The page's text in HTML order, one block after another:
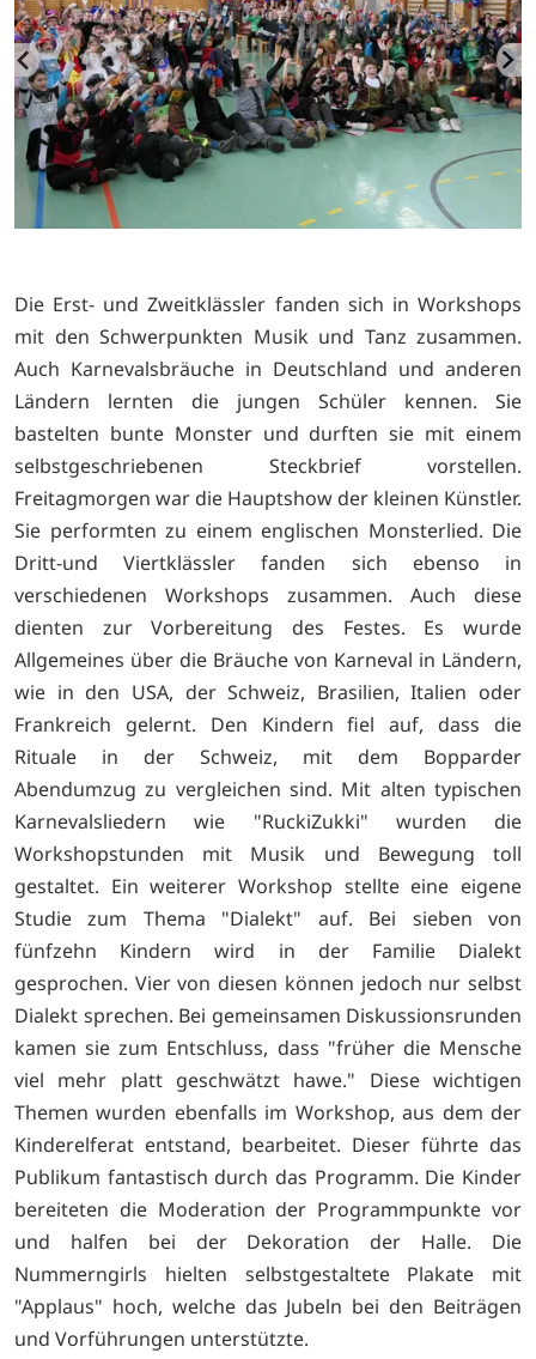
Die Erst- und Zweitklässler fanden sich in Workshops
mit den Schwerpunkten Musik und Tanz zusammen.
Auch Karnevalsbräuche in Deutschland und anderen
Ländern lernten die jungen Schüler kennen. Sie
bastelten bunte Monster und durften sie mit einem
selbstgeschriebenen Steckbrief vorstellen.
Freitagmorgen war die Hauptshow der kleinen Künstler.
Sie performten zu einem englischen Monsterlied. Die
Dritt-und Viertklässler fanden sich ebenso in
verschiedenen Workshops zusammen. Auch diese
dienten zur Vorbereitung des Festes. Es wurde
Allgemeines über die Bräuche von Karneval in Ländern,
wie in den USA, der Schweiz, Brasilien, Italien oder
Frankreich gelernt. Den Kindern fiel auf, dass die
Rituale in der Schweiz, mit dem Bopparder
Abendumzug zu vergleichen sind. Mit alten typischen
Karnevalsliedern wie "RuckiZukki" wurden die
Workshopstunden mit Musik und Bewegung toll
gestaltet. Ein weiterer Workshop stellte eine eigene
Studie zum Thema "Dialekt" auf. Bei sieben von
fünfzehn Kindern wird in der Familie Dialekt
gesprochen. Vier von diesen können jedoch nur selbst
Dialekt sprechen. Bei gemeinsamen Diskussionsrunden
kamen sie zum Entschluss, dass "früher die Mensche
viel mehr platt geschwätzt hawe." Diese wichtigen
Themen wurden ebenfalls im Workshop, aus dem der
Kinderelferat entstand, bearbeitet. Dieser führte das
Publikum fantastisch durch das Programm. Die Kinder
bereiteten die Moderation der Programmpunkte vor
und halfen bei der Dekoration der Halle. Die
Nummerngirls hielten selbstgestaltete Plakate mit
"Applaus" hoch, welche das Jubeln bei den Beiträgen
und Vorführungen unterstützte.